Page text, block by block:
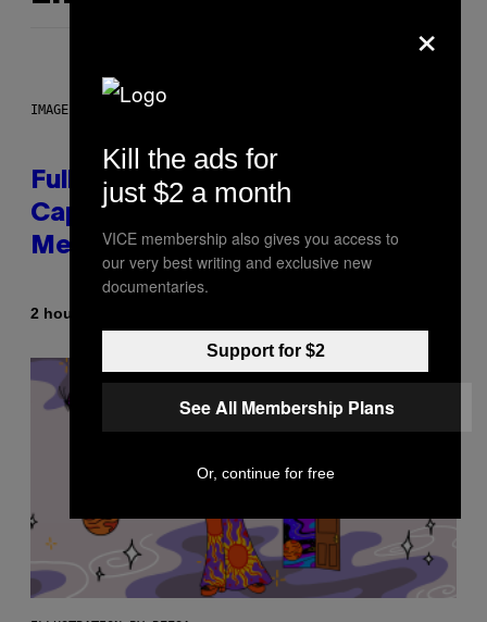
IMAGE: NICK DOVE
Fully-Automated Luxury Space
Capitalism—This Week on VICE:
Members Only
2 hours ago
×
Kill the ads for
just $2 a month
VICE membership also gives you access to
our very best writing and exclusive new
documentaries.
Support for $2
See All Membership Plans
Or, continue for free